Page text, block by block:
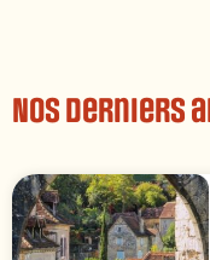
Nos derniers